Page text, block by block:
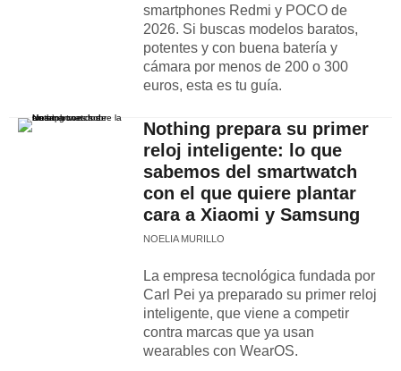
smartphones Redmi y POCO de
2026. Si buscas modelos baratos,
potentes y con buena batería y
cámara por menos de 200 o 300
euros, esta es tu guía.
Nothing prepara su primer
reloj inteligente: lo que
sabemos del smartwatch
con el que quiere plantar
cara a Xiaomi y Samsung
NOELIA MURILLO
La empresa tecnológica fundada por
Carl Pei ya preparado su primer reloj
inteligente, que viene a competir
contra marcas que ya usan
wearables con WearOS.